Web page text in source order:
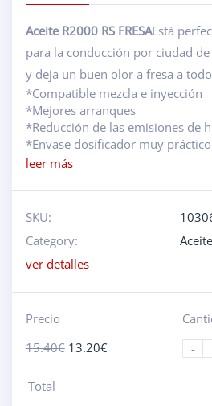
Aceite R2000 RS FRESAEstá
para la conducción por ciudad
y deja un buen olor a fresa a
*Compatible mezcla e inyección
*Mejores arranques
*Reducción de las emisiones de
*Envase dosificador muy práctico
leer más
SKU:
Category:
ver detalles
Precio
15.40€ 13.20€
-
Total